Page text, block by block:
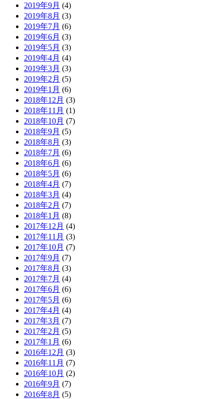
2019年9月 (4)
2019年8月 (3)
2019年7月 (6)
2019年6月 (3)
2019年5月 (3)
2019年4月 (4)
2019年3月 (3)
2019年2月 (5)
2019年1月 (6)
2018年12月 (3)
2018年11月 (1)
2018年10月 (7)
2018年9月 (5)
2018年8月 (3)
2018年7月 (6)
2018年6月 (6)
2018年5月 (6)
2018年4月 (7)
2018年3月 (4)
2018年2月 (7)
2018年1月 (8)
2017年12月 (4)
2017年11月 (3)
2017年10月 (7)
2017年9月 (7)
2017年8月 (3)
2017年7月 (4)
2017年6月 (6)
2017年5月 (6)
2017年4月 (4)
2017年3月 (7)
2017年2月 (5)
2017年1月 (6)
2016年12月 (3)
2016年11月 (7)
2016年10月 (2)
2016年9月 (7)
2016年8月 (5)